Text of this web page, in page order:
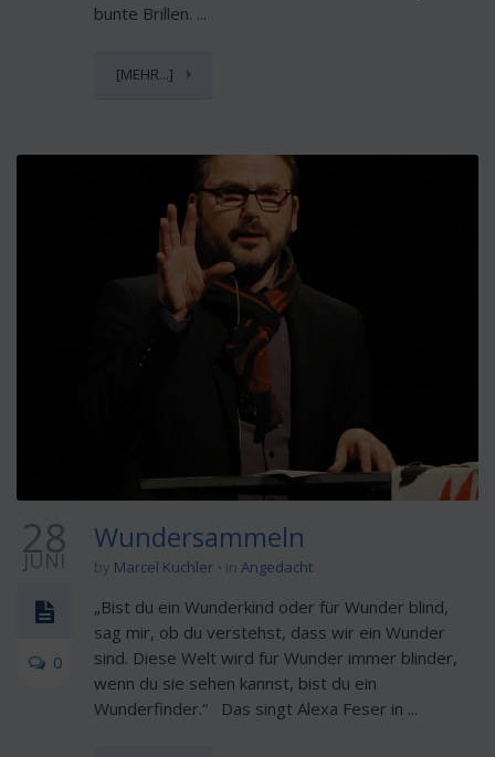
bunte Brillen. ...
[MEHR...]
28
JUNI
0
Wundersammeln
by Marcel Kuchler in Angedacht
„Bist du ein Wunderkind oder für Wunder blind,
sag mir, ob du verstehst, dass wir ein Wunder
sind. Diese Welt wird für Wunder immer blinder,
wenn du sie sehen kannst, bist du ein
Wunderfinder.“ Das singt Alexa Feser in ...